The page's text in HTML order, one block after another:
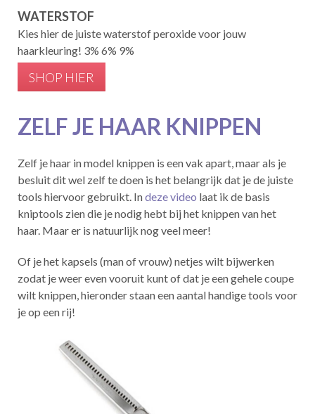
WATERSTOF
Kies hier de juiste waterstof peroxide voor jouw
haarkleuring! 3% 6% 9%
SHOP HIER
ZELF JE HAAR KNIPPEN
Zelf je haar in model knippen is een vak apart, maar als je
besluit dit wel zelf te doen is het belangrijk dat je de juiste
tools hiervoor gebruikt. Indeze video laat ik de basis
kniptools zien die je nodig hebt bij het knippen van het
haar. Maar er is natuurlijk nog veel meer!
Of je het kapsels (man of vrouw) netjes wilt bijwerken
zodat je weer even vooruit kunt of dat je een gehele coupe
wilt knippen, hieronder staan een aantal handige tools voor
je op een rij!